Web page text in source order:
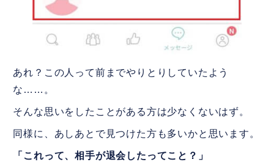
あれ？この人って前までやりとりしていたよう
な……。
そんな思いをしたことがある方は少なくないはず。
同様に、あしあとで見つけた方も多いかと思います。
「これって、相手が退会したってこと？」